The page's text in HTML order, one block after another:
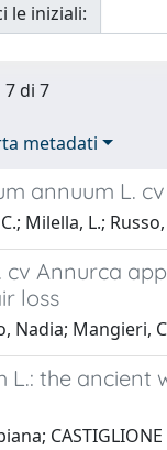
le iniziali:
di 7
metadati
annuum L.
Milella, L.;
cv Annurca
loss
Nadia; Mangieri,
L.: the